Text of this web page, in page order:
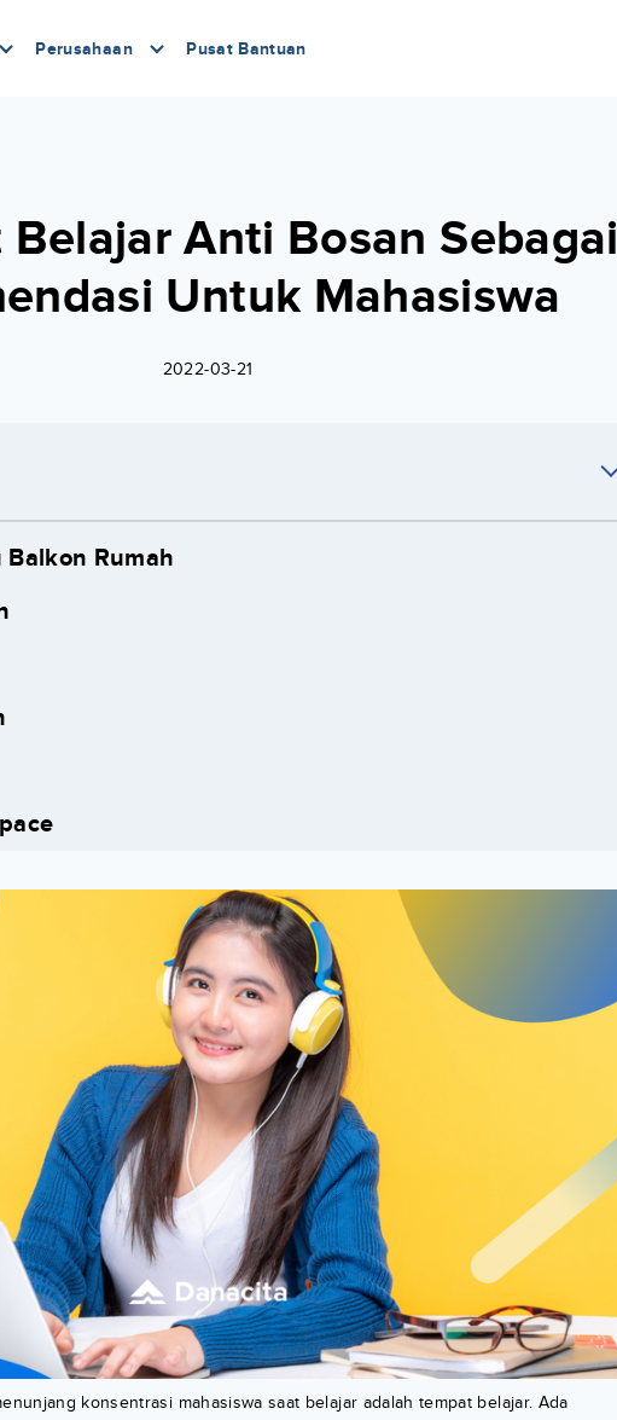
Perusahaan Pusat Bantuan
Belajar Anti Bosan Sebagai
Untuk Mahasiswa
2022-03-21
Rumah
konsentrasi mahasiswa saat belajar adalah tempat belajar. Ada